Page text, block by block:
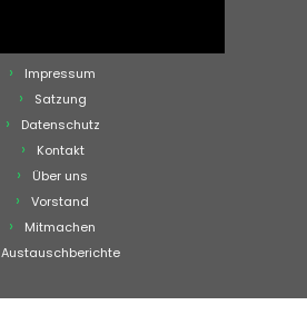
Impressum
Satzung
Datenschutz
Kontakt
Über uns
Vorstand
Mitmachen
Austauschberichte